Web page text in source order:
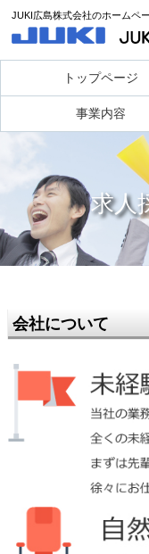
JUKI広島株式会社のホームペ
トップページ
事業内容
求人
会社について